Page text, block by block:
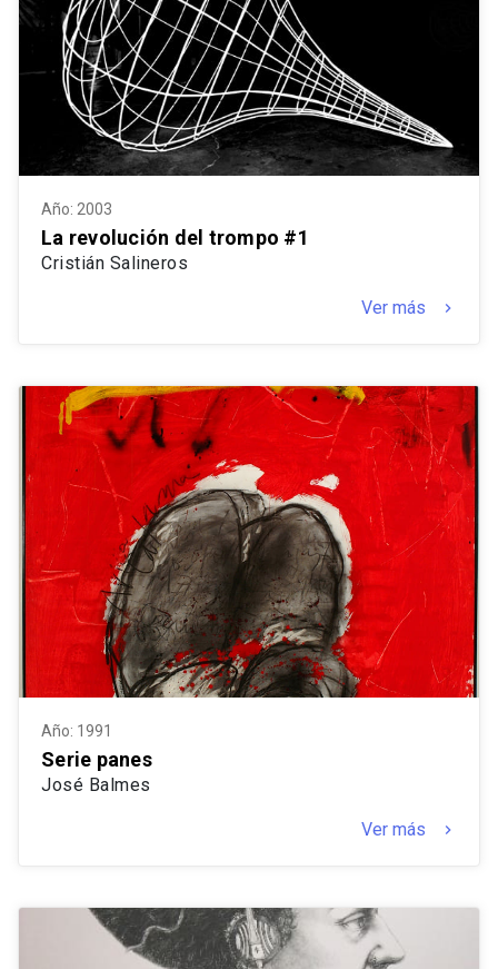
Año: 2003
La revolución del trompo #1
Cristián Salineros
Ver más keyboard_arrow_right
Año: 1991
Serie panes
José Balmes
Ver más keyboard_arrow_right